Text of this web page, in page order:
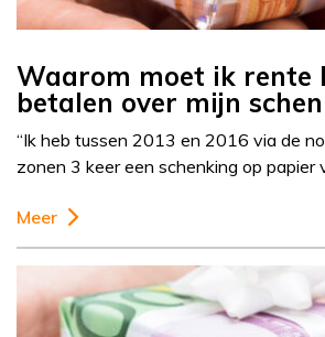
Waarom moet ik rente
betalen over mijn
“Ik heb tussen 2013 en 2016 via de
zonen 3 keer een schenking op papier
Meer